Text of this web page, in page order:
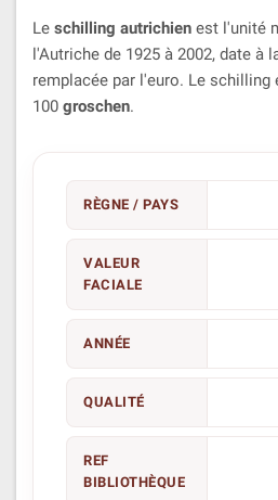
Le schilling autrichien est l'unité
l'Autriche de 1925 à 2002, date à
remplacée par l'euro. Le schilling
100 groschen.
RÈGNE / PAYS
VALEUR
FACIALE
ANNÉE
QUALITÉ
REF
BIBLIOTHÈQUE